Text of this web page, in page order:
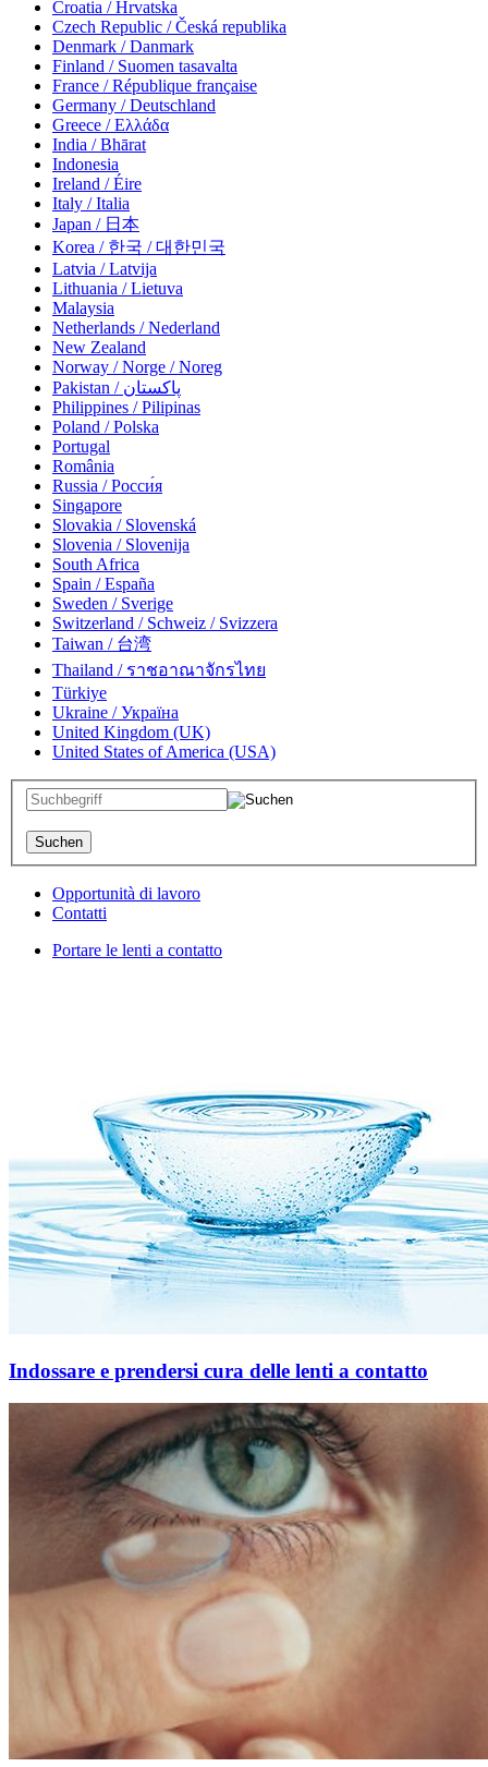
Croatia / Hrvatska
Czech Republic / Česká republika
Denmark / Danmark
Finland / Suomen tasavalta
France / République française
Germany / Deutschland
Greece / Ελλάδα
India / Bhārat
Indonesia
Ireland / Éire
Italy / Italia
Japan / 日本
Korea / 한국 / 대한민국
Latvia / Latvija
Lithuania / Lietuva
Malaysia
Netherlands / Nederland
New Zealand
Norway / Norge / Noreg
Pakistan / پاکستان
Philippines / Pilipinas
Poland / Polska
Portugal
România
Russia / Росси́я
Singapore
Slovakia / Slovenská
Slovenia / Slovenija
South Africa
Spain / España
Sweden / Sverige
Switzerland / Schweiz / Svizzera
Taiwan / 台湾
Thailand / ราชอาณาจักรไทย
Türkiye
Ukraine / Україна
United Kingdom (UK)
United States of America (USA)
Opportunità di lavoro
Contatti
Portare le lenti a contatto
Indossare e prendersi cura delle lenti a contatto